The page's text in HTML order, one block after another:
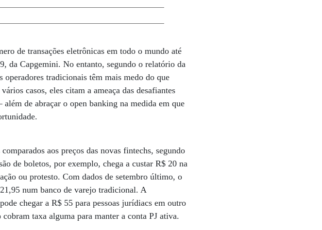
de transações eletrônicas em todo o mundo até
da Capgemini. No entanto, segundo o relatório da
tradicionais têm mais medo do que
casos, eles citam a ameaça das desafiantes
de abraçar o open banking na medida em que
aos preços das novas fintechs, segundo
de boletos, por exemplo, chega a custar R$ 20 na
ou protesto. Com dados de setembro último, o
num banco de varejo tradicional. A
chegar a R$ 55 para pessoas jurídiacs em outro
taxa alguma para manter a conta PJ ativa.